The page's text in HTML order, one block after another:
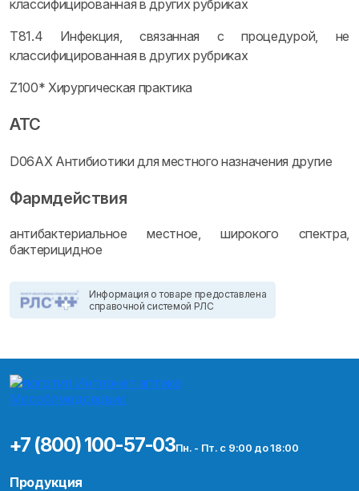
классифицированная в других рубриках
T81.4 Инфекция, связанная с процедурой, не
классифицированная в других рубриках
Z100* Хирургическая практика
ATC
D06AX Антибиотики для местного назначения другие
Фармдействия
антибактериальное местное, широкого спектра,
бактерицидное
Информация о товаре предоставлена
справочной системой РЛС
+7 (800) 100-57-03Пн. - Пт. с 9:00 до 18:00
Продукция